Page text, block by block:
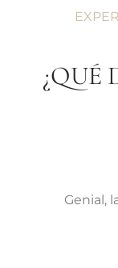
¿QUÉ
Genial,